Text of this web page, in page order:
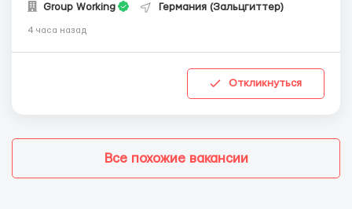
Group Working Германия (Зальцгиттер)
4 часа назад
Откликнуться
Все похожие вакансии